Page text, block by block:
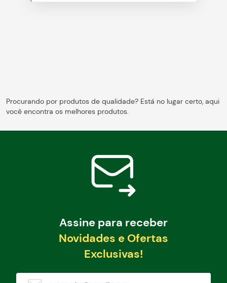
Procurando por produtos de qualidade? Está no lugar certo, aqui
você encontra os melhores produtos.
Assine para receber
Novidades e Ofertas
Exclusivas!